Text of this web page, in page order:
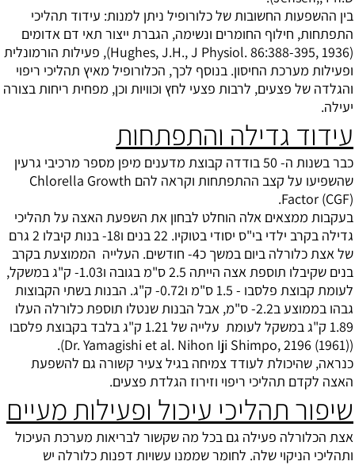
בין ההשפעות החשובות של כלורופיל ניתן למנות: עידוד תהליכי
התפתחות, חילוף החומרים ונשימה, הגברת ייצור תאי דם אדומים
(Hughes, J.H., J Physiol. 86:388-395, 1936), פעילות הורמונלית
ופעילות מערכת החיסון. בנוסף לכך, הכלורופיל מאיץ תהליכי ריפוי
והגלדה של פצעים, לרבות פצעי לחץ וכוויות וכן, מפחית ריחות בצורה
יעילה.
עידוד גדילה והתפתחות
כבר בשנות ה- 50 בודדה קבוצת מדענים מיפן מספר מרכיבי גרעין
שהשפיעו על קצב ההתפתחות וקראה להם Chlorella Growth
Factor (CGF).
בעקבות ממצאים אלה הוחלט לבחון את השפעת האצה על תהליכי
גדילה בקרב ילדי בי"ס יסודי בטוקיו. 22 בנים ו18- בנות קיבלו 2 גרם
של אצת כלורלה ביום במשך כ4- חודשים. העלייה הממוצעת בקרב
בנים שקיבלו תוספת אצה הייתה 2.5 ס"מ בגובה ו1.03- ק"ג במשקל,
לעומת קבוצת פלסבו - 1.5 ס"מ ו0.72- ק"ג. הבנות בשתי הקבוצות
גבהו בממוצע ב2.2- ס"מ, אבל הבנות שנטלו תוספת כלורלה העלו
1.89 ק"ג במשקל לעומת עלייה של 1.21 ק"ג בלבד בקבוצת פלסבו
(Dr. Yamagishi et al. Nihon Iji Shimpo, 2196 (1961)).
כנראה, שהיכולת לעודד צמיחה בגיל צעיר קשורה גם להשפעת
האצה לקדם תהליכי ריפוי וזירוז הגלדת פצעים.
שיפור תהליכי עיכול ופעילות מעיים
אצת הכלורלה פעילה גם בכל מה שקשור לבריאות מערכת העיכול
ותהליכי הניקוי שלה. לחומר שממנו עשויות דפנות כלורלה יש